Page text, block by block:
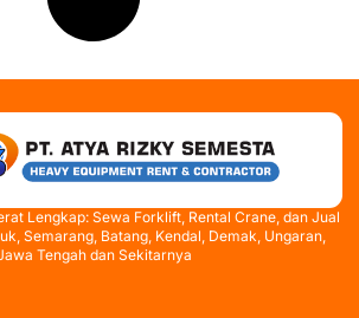
Lengkap: Sewa Forklift, Rental Crane, dan Jual
Semarang, Batang, Kendal, Demak, Ungaran,
Tengah dan Sekitarnya